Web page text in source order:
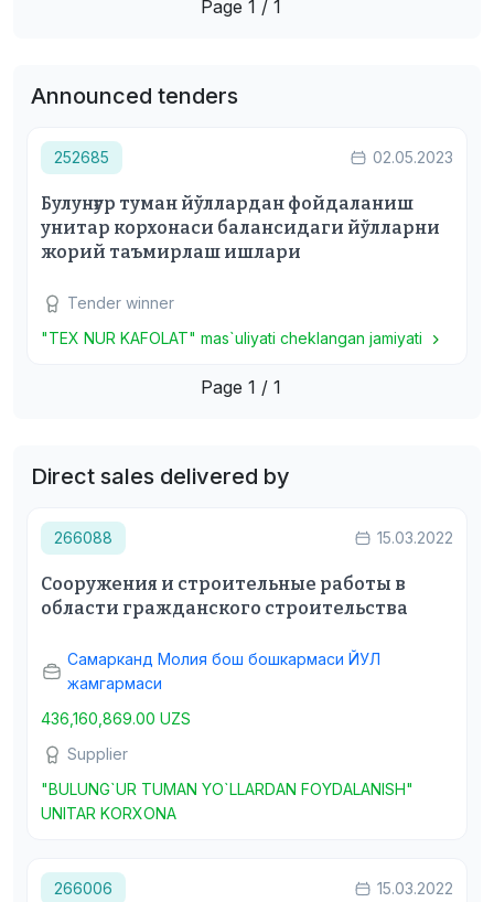
Page 1 / 1
Announced tenders
252685 02.05.2023
Булунғур туман йўллардан фойдаланиш
унитар корхонаси балансидаги йўлларни
жорий таъмирлаш ишлари
Tender winner
"TEX NUR KAFOLAT" mas`uliyati cheklangan jamiyati
Page 1 / 1
Direct sales delivered by
266088 15.03.2022
Сооружения и строительные работы в
области гражданского строительства
Самарканд Молия бош бошкармаси ЙУЛ
жамгармаси
436,160,869.00 UZS
Supplier
"BULUNG`UR TUMAN YO`LLARDAN FOYDALANISH"
UNITAR KORXONA
266006 15.03.2022